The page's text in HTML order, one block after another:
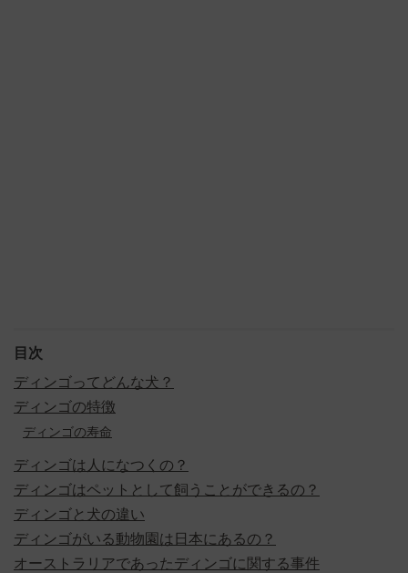
目次
ディンゴってどんな犬？
ディンゴの特徴
ディンゴの寿命
ディンゴは人になつくの？
ディンゴはペットとして飼うことができるの？
ディンゴと犬の違い
ディンゴがいる動物園は日本にあるの？
オーストラリアであったディンゴに関する事件